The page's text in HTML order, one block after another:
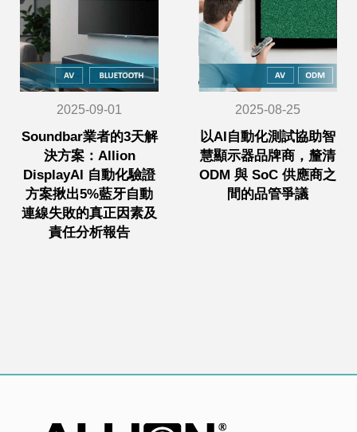
2025-09-01
Soundbar業者的3天解
決方案：Allion
DisplayAI 自動化驗證
方案揪出5%藍牙自動
連線失敗的真正因素及
責任分析報告
2025-08-25
以AI自動化測試協助智
慧顯示器品牌商，釐清
ODM 與 SoC 供應商之
間的品管爭議